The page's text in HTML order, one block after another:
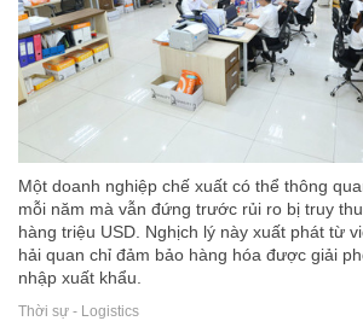
Một doanh nghiệp chế xuất có thể thông
mỗi năm mà vẫn đứng trước rủi ro bị truy
hàng triệu USD. Nghịch lý này xuất phát từ
hải quan chỉ đảm bảo hàng hóa được giải
nhập xuất khẩu.
Thời sự - Logistics